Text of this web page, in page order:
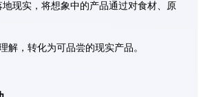
现实，将想象中的产品通过对食材、原
解，转化为可品尝的现实产品。